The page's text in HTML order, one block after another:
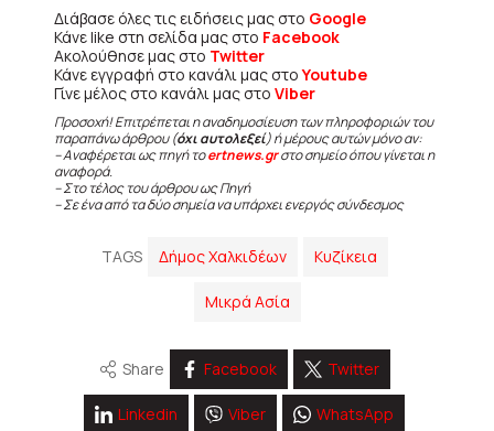
Διάβασε όλες τις ειδήσεις μας στο Google
Κάνε like στη σελίδα μας στο Facebook
Ακολούθησε μας στο Twitter
Κάνε εγγραφή στο κανάλι μας στοYoutube
Γίνε μέλος στο κανάλι μας στο Viber
Προσοχή! Επιτρέπεται η αναδημοσίευση των πληροφοριών του
παραπάνω άρθρου (όχι αυτολεξεί) ή μέρους αυτών μόνο αν:
– Αναφέρεται ως πηγή τοertnews.grστο σημείο όπου γίνεται η
αναφορά.
– Στο τέλος του άρθρου ως Πηγή
– Σε ένα από τα δύο σημεία να υπάρχει ενεργός σύνδεσμος
TAGS Δήμος Χαλκιδέων Κυζίκεια
Μικρά Ασία
Share Facebook Twitter
Linkedin Viber WhatsApp